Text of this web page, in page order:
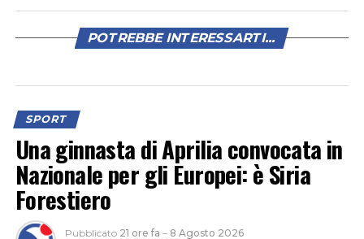
POTREBBE INTERESSARTI...
SPORT
Una ginnasta di Aprilia convocata in
Nazionale per gli Europei: è Siria
Forestiero
Pubblicato 21 ore fa – 8 Agosto 2026